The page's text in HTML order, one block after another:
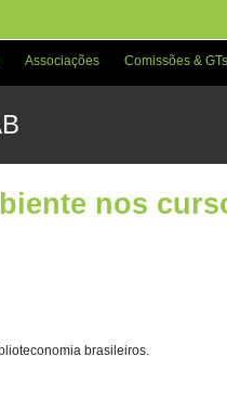
Associações Comissões & GTs
nos
brasileiros.